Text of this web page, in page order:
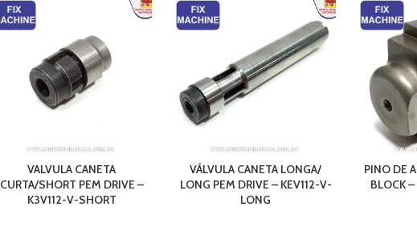
VALVULA CANETA
CURTA/SHORT PEM DRIVE –
K3V112-V-SHORT
VÁLVULA CANETA LONGA/
LONG PEM DRIVE – KEV112-V-
LONG
PINO DE
BLOCK